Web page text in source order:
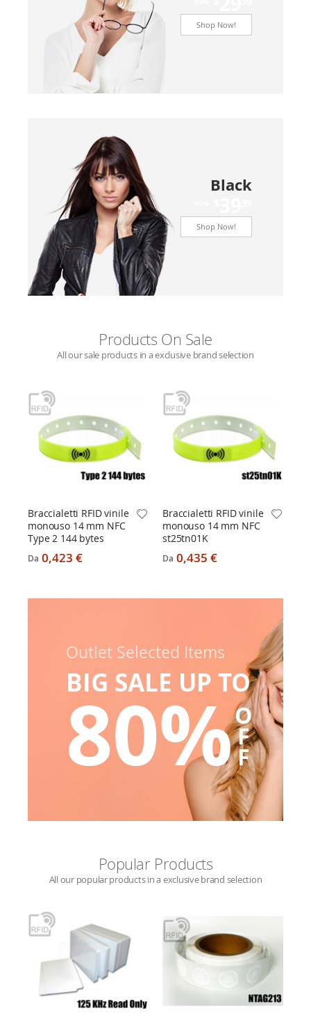
Shop Now!
Black
Shop Now!
Products On Sale
All our sale products in a exclusive brand selection
Braccialetti RFID vinile
monouso 14 mm NFC
Type 2 144 bytes
Da 0,423 €
Braccialetti RFID vinile
monouso 14 mm NFC
st25tn01K
Da 0,435 €
Outlet Selected Items
BIG SALE UP TO
80%O
F
F
Popular Products
All our popular products in a exclusive brand selection